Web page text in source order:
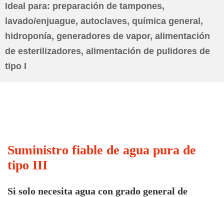
Ideal para: preparación de tampones,
lavado/enjuague, autoclaves, química general,
hidroponía, generadores de vapor, alimentación
de esterilizadores, alimentación de pulidores de
tipo I
Suministro fiable de agua pura de
tipo III
Si solo necesita agua con grado general de